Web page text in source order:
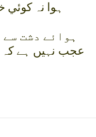
ہوا نہ کوئي
ہوائے دشت
عجب نہيں ہے کہ